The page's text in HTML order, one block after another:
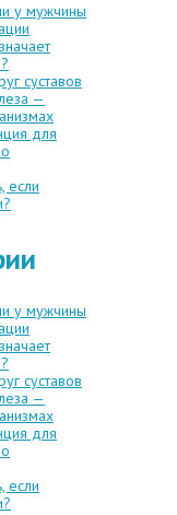
у мужчины
суставов
—
для
если
у мужчины
суставов
—
для
если